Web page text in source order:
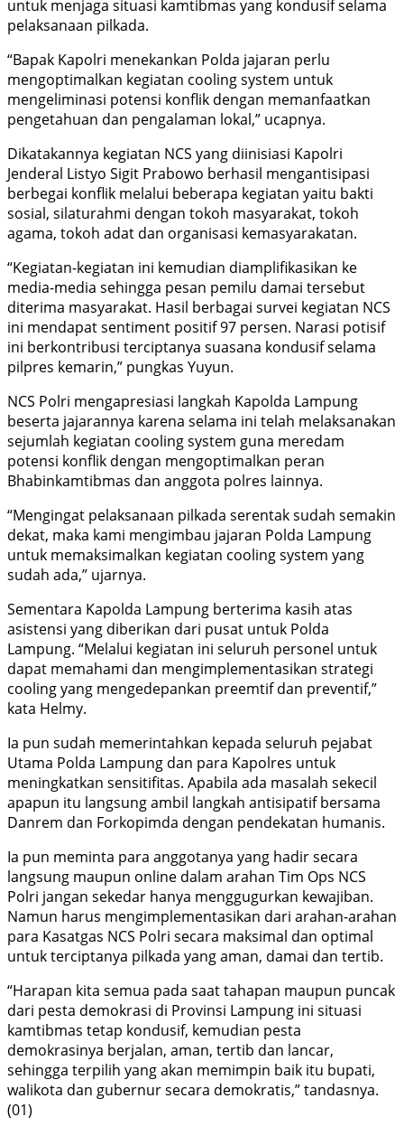
untuk menjaga situasi kamtibmas yang kondusif selama
pelaksanaan pilkada.
“Bapak Kapolri menekankan Polda jajaran perlu
mengoptimalkan kegiatan cooling system untuk
mengeliminasi potensi konflik dengan memanfaatkan
pengetahuan dan pengalaman lokal,” ucapnya.
Dikatakannya kegiatan NCS yang diinisiasi Kapolri
Jenderal Listyo Sigit Prabowo berhasil mengantisipasi
berbegai konflik melalui beberapa kegiatan yaitu bakti
sosial, silaturahmi dengan tokoh masyarakat, tokoh
agama, tokoh adat dan organisasi kemasyarakatan.
“Kegiatan-kegiatan ini kemudian diamplifikasikan ke
media-media sehingga pesan pemilu damai tersebut
diterima masyarakat. Hasil berbagai survei kegiatan NCS
ini mendapat sentiment positif 97 persen. Narasi potisif
ini berkontribusi terciptanya suasana kondusif selama
pilpres kemarin,” pungkas Yuyun.
NCS Polri mengapresiasi langkah Kapolda Lampung
beserta jajarannya karena selama ini telah melaksanakan
sejumlah kegiatan cooling system guna meredam
potensi konflik dengan mengoptimalkan peran
Bhabinkamtibmas dan anggota polres lainnya.
“Mengingat pelaksanaan pilkada serentak sudah semakin
dekat, maka kami mengimbau jajaran Polda Lampung
untuk memaksimalkan kegiatan cooling system yang
sudah ada,” ujarnya.
Sementara Kapolda Lampung berterima kasih atas
asistensi yang diberikan dari pusat untuk Polda
Lampung. “Melalui kegiatan ini seluruh personel untuk
dapat memahami dan mengimplementasikan strategi
cooling yang mengedepankan preemtif dan preventif,”
kata Helmy.
Ia pun sudah memerintahkan kepada seluruh pejabat
Utama Polda Lampung dan para Kapolres untuk
meningkatkan sensitifitas. Apabila ada masalah sekecil
apapun itu langsung ambil langkah antisipatif bersama
Danrem dan Forkopimda dengan pendekatan humanis.
Ia pun meminta para anggotanya yang hadir secara
langsung maupun online dalam arahan Tim Ops NCS
Polri jangan sekedar hanya menggugurkan kewajiban.
Namun harus mengimplementasikan dari arahan-arahan
para Kasatgas NCS Polri secara maksimal dan optimal
untuk terciptanya pilkada yang aman, damai dan tertib.
“Harapan kita semua pada saat tahapan maupun puncak
dari pesta demokrasi di Provinsi Lampung ini situasi
kamtibmas tetap kondusif, kemudian pesta
demokrasinya berjalan, aman, tertib dan lancar,
sehingga terpilih yang akan memimpin baik itu bupati,
walikota dan gubernur secara demokratis,” tandasnya.
(01)